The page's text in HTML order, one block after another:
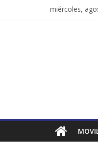
miércoles,